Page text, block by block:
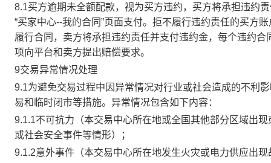
8.1买方逾期未全额配款，视为买方违约，买方将承担违约
“买家中心--我的合同”页面支付。拒不履行违约责任的买方
履行合同，卖方将承担违约责任并支付违约金，每个违约
项向平台和卖方提出赔偿要求。
9交易异常情况处理
9.1为避免交易过程中因异常情况对行业或社会造成的不利
易和临时闭市等措施。异常情况包含如下内容：
9.1.1不可抗力（本交易中心所在地或全国其他部分区域出
或社会安全事件等情形）；
9.1.2意外事件（本交易中心所在地发生火灾或电力供应出